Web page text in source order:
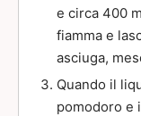
e circa 400
fiamma e
asciuga,
Quando il
pomodoro e